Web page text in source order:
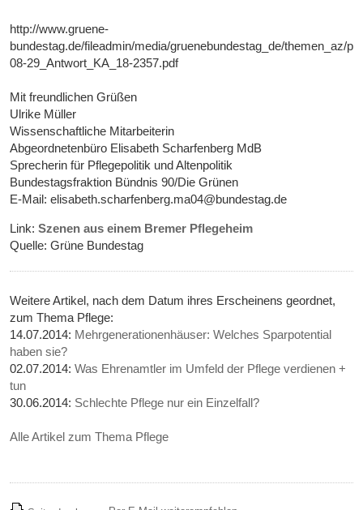
http://www.gruene-
bundestag.de/fileadmin/media/gruenebundestag_de/themen_az/
08-29_Antwort_KA_18-2357.pdf
Mit freundlichen Grüßen
Ulrike Müller
Wissenschaftliche Mitarbeiterin
Abgeordnetenbüro Elisabeth Scharfenberg MdB
Sprecherin für Pflegepolitik und Altenpolitik
Bundestagsfraktion Bündnis 90/Die Grünen
E-Mail: elisabeth.scharfenberg.ma04@bundestag.de
Link:Szenen aus einem Bremer Pflegeheim
Quelle: Grüne Bundestag
Weitere Artikel, nach dem Datum ihres Erscheinens geordnet,
zum Thema Pflege:
14.07.2014: Mehrgenerationenhäuser: Welches Sparpotential
haben sie?
02.07.2014:Was Ehrenamtler im Umfeld der Pflege verdienen +
tun
30.06.2014: Schlechte Pflege nur ein Einzelfall?
Alle Artikel zum Thema Pflege